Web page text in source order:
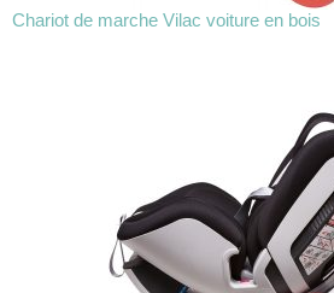
Chariot de marche Vilac voiture en bois